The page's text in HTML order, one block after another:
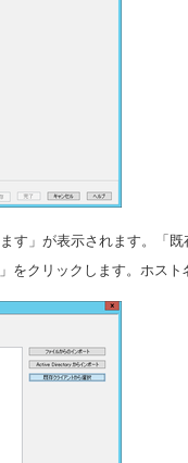
す」が表示されます。
クリックします。ホスト